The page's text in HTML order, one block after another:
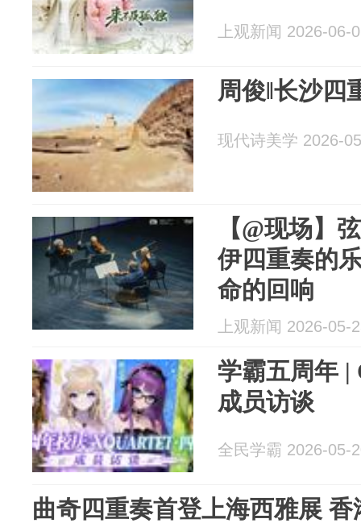
上观新闻 2026-06-
周俊‖长沙四
现代诗美学 2026-
【@现场】
伊四重奏的
命的回响
上观新闻 2026-05-
学霸五周年 |
成员访谈
全民学霸 2026-05-
曲奇四重奏首登上海西雅展